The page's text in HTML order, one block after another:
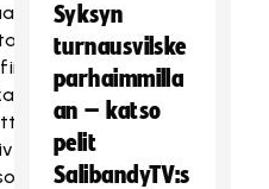
Syksyn
turnausvilske
parhaimmilla
an – katso
pelit
SalibandyTV:s